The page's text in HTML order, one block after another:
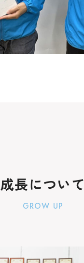
成長について
GROW UP